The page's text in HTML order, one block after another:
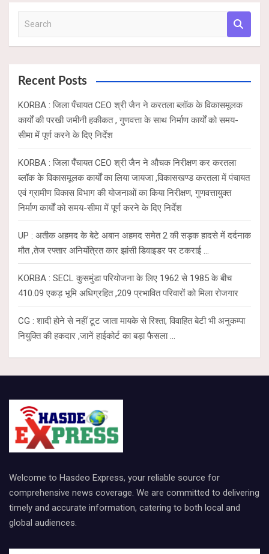
p
a
cRecent Posts
KORBA : जिला पँचायत CEO श्री जैन ने करतला ब्लॉक के विकासमूलक
कार्यों की परखी जमीनी हकीकत , गुणवत्ता के साथ निर्माण कार्यों को समय-
सीमा में पूर्ण करने के दिए निर्देश
KORBA : जिला पँचायत CEO श्री जैन ने औचक निरीक्षण कर करतला
ब्लॉक के विकासमूलक कार्यों का लिया जायजा ,विकासखण्ड करतला में पंचायत
एवं ग्रामीण विकास विभाग की योजनाओं का किया निरीक्षण, गुणवत्तायुक्त
निर्माण कार्यों को समय-सीमा में पूर्ण करने के दिए निर्देश
UP : अतीक अहमद के बेटे अबान अहमद समेत 2 की सड़क हादसे में दर्दनाक
मौत ,तेज रफ्तार अनियंत्रित कार झांसी डिवाइडर पर टकराई …
KORBA : SECL कुसमुंडा परियोजना के लिए 1962 से 1985 के बीच
410.09 एकड़ भूमि अधिग्रहित ,209 प्रभावित परिवारों को मिला रोजगार
CG : शादी होने से नहीं टूट जाता मायके से रिश्ता, विवाहित बेटी भी अनुकम्पा
नियुक्ति की हकदार ,जानें हाईकोर्ट का बड़ा फैसला …
Welcome to Hasdeo Express, your reliable source for
comprehensive news coverage. We are committed to delivering
timely and accurate information, catering to both local and
global audiences.